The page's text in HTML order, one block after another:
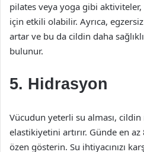
pilates veya yoga gibi aktiviteler,
için etkili olabilir. Ayrıca, egzersiz
artar ve bu da cildin daha
bulunur.
5. Hidrasyon
Vücudun yeterli su alması, cildin
elastikiyetini artırır. Günde en
özen gösterin. Su ihtiyacınızı